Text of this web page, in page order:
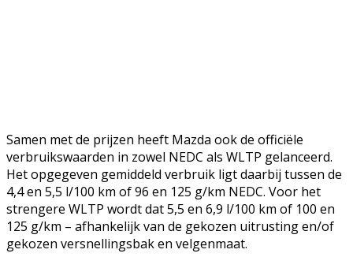
Samen met de prijzen heeft Mazda ook de officiële
verbruikswaarden in zowel NEDC als WLTP gelanceerd.
Het opgegeven gemiddeld verbruik ligt daarbij tussen de
4,4 en 5,5 l/100 km of 96 en 125 g/km NEDC. Voor het
strengere WLTP wordt dat 5,5 en 6,9 l/100 km of 100 en
125 g/km – afhankelijk van de gekozen uitrusting en/of
gekozen versnellingsbak en velgenmaat.